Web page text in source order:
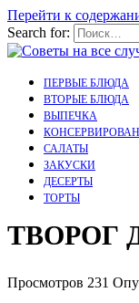
Перейти к
Search for:
ПЕРВЫЕ БЛЮДА
ВТОРЫЕ БЛЮДА
ВЫПЕЧКА
САЛАТЫ
ЗАКУСКИ
ДЕСЕРТЫ
ТОРТЫ
ТВОРОГ
Просмотров 231